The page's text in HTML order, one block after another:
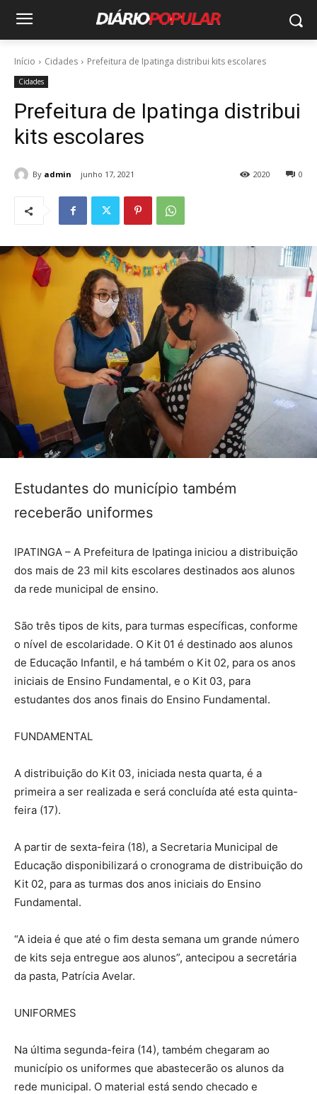
Início Cidades Prefeitura de Ipatinga distribui kits escolares
Cidades
Prefeitura de Ipatinga distribui
kits escolares
By admin junho 17, 2021 0
2020
Estudantes do município também
receberão uniformes
IPATINGA – A Prefeitura de Ipatinga iniciou a distribuição
dos mais de 23 mil kits escolares destinados aos alunos
da rede municipal de ensino.
São três tipos de kits, para turmas específicas, conforme
o nível de escolaridade. O Kit 01 é destinado aos alunos
de Educação Infantil, e há também o Kit 02, para os anos
iniciais de Ensino Fundamental, e o Kit 03, para
estudantes dos anos finais do Ensino Fundamental.
FUNDAMENTAL
A distribuição do Kit 03, iniciada nesta quarta, é a
primeira a ser realizada e será concluída até esta quinta-
feira (17).
A partir de sexta-feira (18), a Secretaria Municipal de
Educação disponibilizará o cronograma de distribuição do
Kit 02, para as turmas dos anos iniciais do Ensino
Fundamental.
“A ideia é que até o fim desta semana um grande número
de kits seja entregue aos alunos”, antecipou a secretária
da pasta, Patrícia Avelar.
UNIFORMES
Na última segunda-feira (14), também chegaram ao
município os uniformes que abastecerão os alunos da
rede municipal. O material está sendo checado e